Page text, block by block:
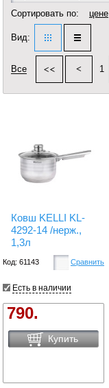
Сортировать по:
цене
Вид:
Все 1
Ковш KELLI KL-
4292-14 /нерж.,
1,3л
Код: 61143 Сравнить
Есть в наличии
790.
Купить